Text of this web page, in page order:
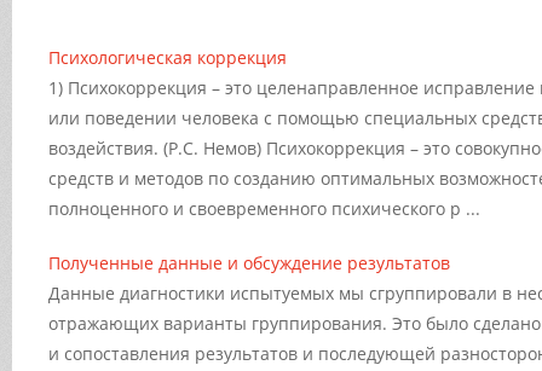
Психологическая коррекция
1) Психокоррекция – это целенаправленное исправление
или поведении человека с помощью специальных
воздействия. (Р.С. Немов) Психокоррекция – это
средств и методов по созданию оптимальных
полноценного и своевременного психического р ...
Полученные данные и обсуждение результатов
Данные диагностики испытуемых мы сгруппировали в
отражающих варианты группирования. Это было сделано
и сопоставления результатов и последующей